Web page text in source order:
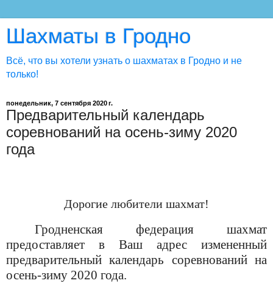
Шахматы в Гродно
Всё, что вы хотели узнать о шахматах в Гродно и не
только!
понедельник, 7 сентября 2020 г.
Предварительный календарь
соревнований на осень-зиму 2020
года
Дорогие любители шахмат!
Гродненская федерация шахмат
предоставляет в Ваш адрес измененный
предварительный календарь соревнований на
осень-зиму 2020 года.